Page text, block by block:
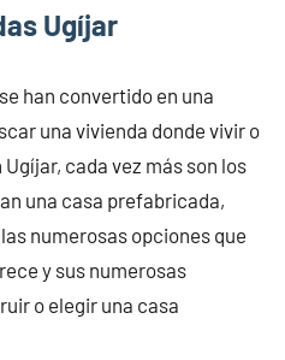
Ugíjar
se han convertido en una
una vivienda donde vivir o
cada vez más son los
una casa prefabricada,
numerosas opciones que
y sus numerosas
o elegir una casa